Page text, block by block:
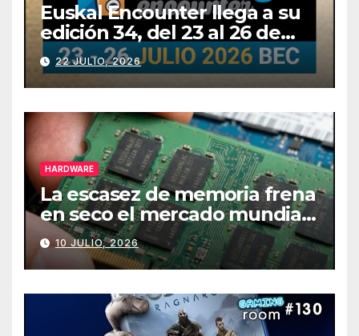
Euskal Encounter llega a su
edición 34, del 23 al 26 de
julio
22 JULIO, 2026
HARDWARE
La escasez de memoria frena
en seco el mercado mundial
de PCs
10 JULIO, 2026